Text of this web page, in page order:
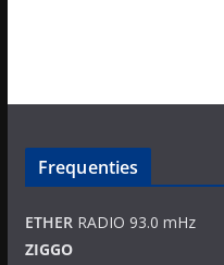
Frequenties
ETHERRADIO 93.0 mHz
ZIGGO